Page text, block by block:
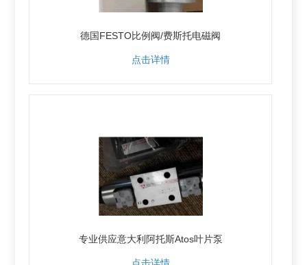
德国FESTO比例阀/费斯托电磁阀
点击详情
专业供应意大利阿托斯Atos叶片泵